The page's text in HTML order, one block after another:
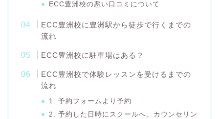
ECC豊洲校の悪い口コミについて
ECC豊洲校に豊洲駅から徒歩で行くまでの
流れ
ECC豊洲校に駐車場はある？
ECC豊洲校で体験レッスンを受けるまでの
流れ
1. 予約フォームより予約
2. 予約した日時にスクールへ。カウンセリン